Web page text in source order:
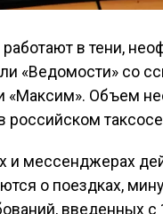
в тени,
«Ведомости» со
«Максим». Объем
российском
и мессенджерах
о поездках,
введенных с